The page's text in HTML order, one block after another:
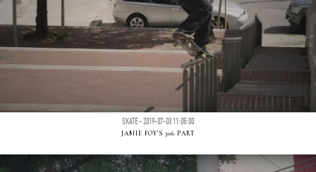
SKATE - 2019-07-03 11:05:00
JAMIE FOY'S 306 PART